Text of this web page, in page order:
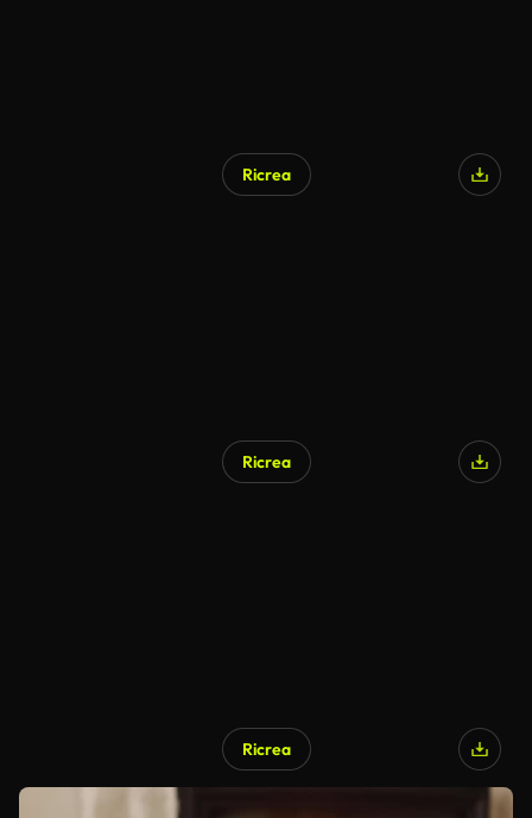
Ricrea
Ricrea
Ricrea